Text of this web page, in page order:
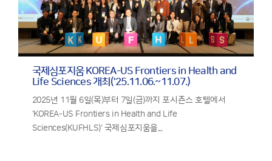
국제심포지움 KOREA-US Frontiers in Health and
Life Sciences 개최('25.11.06.~11.07.)
2025년 11월 6일(목)부터 7일(금)까지 포시즌스 호텔에서
'KOREA-US Frontiers in Health and Life
Sciences(KUFHLS)' 국제심포지움을...